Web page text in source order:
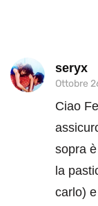
seryx
Ottobre
Ciao
sopra
la
carlo)